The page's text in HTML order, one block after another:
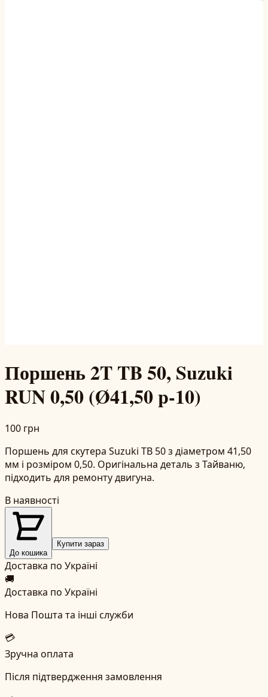
Поршень 2T TB 50, Suzuki
RUN 0,50 (Ø41,50 p-10)
100 грн
Поршень для скутера Suzuki TB 50 з діаметром 41,50
мм і розміром 0,50. Оригінальна деталь з Тайваню,
підходить для ремонту двигуна.
В наявності
До кошика
Купити зараз
Доставка по Україні
🚚
Доставка по Україні
Нова Пошта та інші служби
💳
Зручна оплата
Після підтвердження замовлення